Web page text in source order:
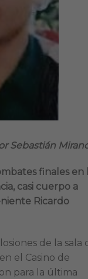
Sebastián
finales en
casi cuerpo a
Ricardo
de la sala
el Casino de
para la última